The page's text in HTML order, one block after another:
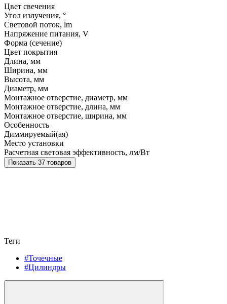
Цвет свечения
Угол излучения, °
Световой поток, lm
Напряжение питания, V
Форма (сечение)
Цвет покрытия
Длина, мм
Ширина, мм
Высота, мм
Диаметр, мм
Монтажное отверстие, диаметр, мм
Монтажное отверстие, длина, мм
Монтажное отверстие, ширина, мм
Особенность
Диммируемый(ая)
Место установки
Расчетная световая эффективность, лм/Вт
Показать 37 товаров
Теги
#Точечные
#Цилиндры